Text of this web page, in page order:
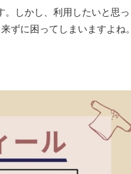
。しかし、利用したいと思っ
ずに困ってしまいますよね。